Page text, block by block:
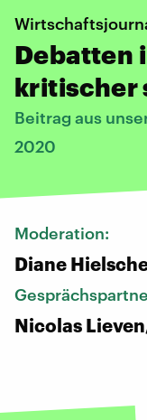
Debatten
kritischer
Beitrag aus
2020
Moderation:
Diane
Nicolas